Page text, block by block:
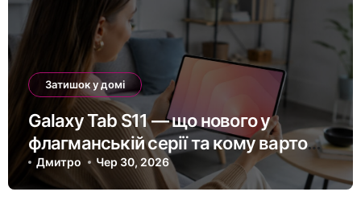
Затишок у домі
Galaxy Tab S11 — що нового у
флагманській серії та кому варто
оновитись
Дмитро Чер 30, 2026